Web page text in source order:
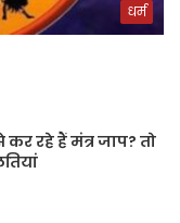
धर्म
कर रहे हैं मंत्र जाप? तो